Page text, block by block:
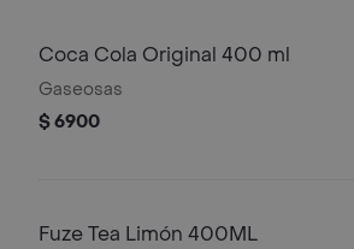
Coca Cola Original 400 ml
Gaseosas
$ 6900
Fuze Tea Limón 400ML